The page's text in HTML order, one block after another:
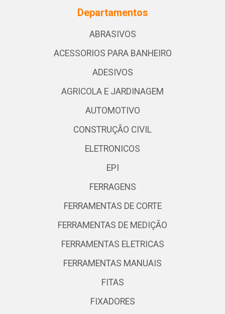
Departamentos
ABRASIVOS
ACESSORIOS PARA BANHEIRO
ADESIVOS
AGRICOLA E JARDINAGEM
AUTOMOTIVO
CONSTRUÇÃO CIVIL
ELETRONICOS
EPI
FERRAGENS
FERRAMENTAS DE CORTE
FERRAMENTAS DE MEDIÇÃO
FERRAMENTAS ELETRICAS
FERRAMENTAS MANUAIS
FITAS
FIXADORES